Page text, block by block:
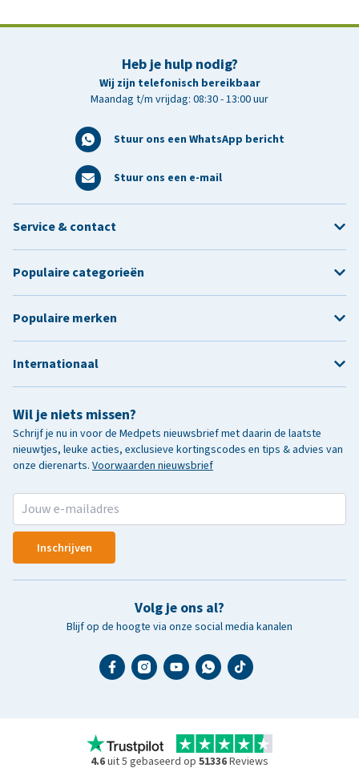
Heb je hulp nodig?
Wij zijn telefonisch bereikbaar
Maandag t/m vrijdag: 08:30 - 13:00 uur
Stuur ons een WhatsApp bericht
Stuur ons een e-mail
Wil je niets missen?
Schrijf je nu in voor de Medpets nieuwsbrief met daarin de laatste
nieuwtjes, leuke acties, exclusieve kortingscodes en tips & advies van
onze dierenarts. Voorwaarden nieuwsbrief
Inschrijven
Volg je ons al?
Blijf op de hoogte via onze social media kanalen
Service & contact
Populaire categorieën
Populaire merken
Internationaal
4.6uit 5 gebaseerd op 51336Reviews